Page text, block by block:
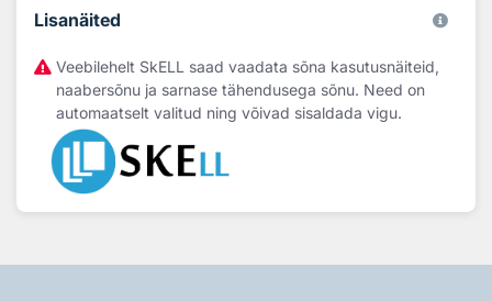
Lisanäited
Veebilehelt SkELL saad vaadata sõna kasutusnäiteid,
naabersõnu ja sarnase tähendusega sõnu. Need on
automaatselt valitud ning võivad sisaldada vigu.